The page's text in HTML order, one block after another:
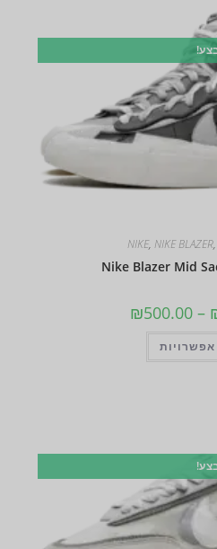
NIKE, NIKE BLAZER,
Nike Blazer Mid
–
₪500.00